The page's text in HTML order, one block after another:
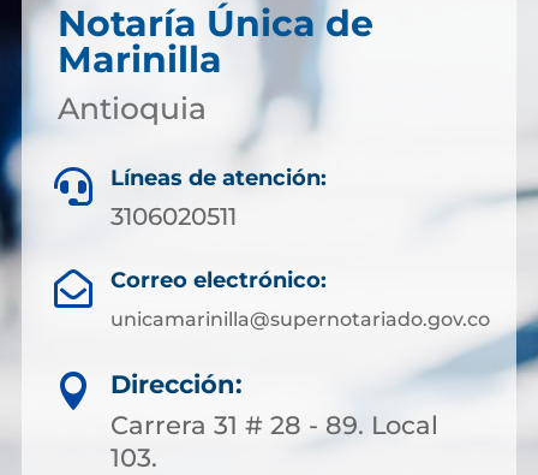
Notaría Única de
Marinilla
Antioquia
 Líneas de atención:
3106020511
 Correo electrónico:
unicamarinilla@supernotariado.gov.co

Dirección:
Carrera 31 # 28 - 89. Local
103.